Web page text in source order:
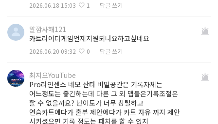
2026.06.18 15:03 1 답글 쓰기
알깜사해121
카트라이더게임언제지원되나요하고싶네요
2026.06.20 09:32 0 답글 쓰기
최지오YouTube
Pro라인센스 네모 산타 비밀공간은 기록자체는
어느정도는 좋긴하는데 다른 그 외 맵들은기록조절은
할 수 없을까요? 난이도가 너무 창렬하고
연습카트에다가 출부 제안에다가 카트 자유 까지 제안
시키셨으면 기록 정도는 패치를 할 수 있지